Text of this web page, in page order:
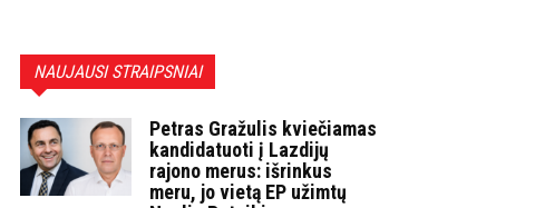
NAUJAUSI STRAIPSNIAI
Petras Gražulis kviečiamas
kandidatuoti į Lazdijų
rajono merus: išrinkus
meru, jo vietą EP užimtų